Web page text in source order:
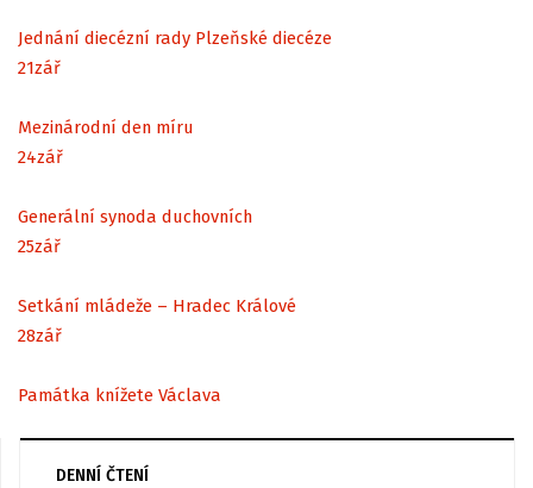
Jednání diecézní rady Plzeňské diecéze
21zář
Mezinárodní den míru
24zář
Generální synoda duchovních
25zář
Setkání mládeže – Hradec Králové
28zář
Památka knížete Václava
DENNÍ ČTENÍ